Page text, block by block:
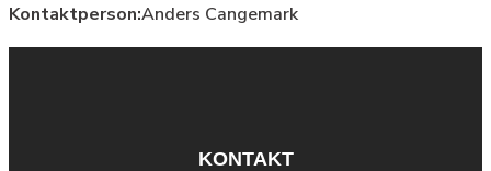
Kontaktperson:Anders Cangemark
KONTAKT